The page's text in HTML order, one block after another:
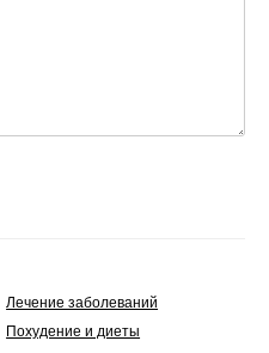
Лечение заболеваний
Похудение и диеты